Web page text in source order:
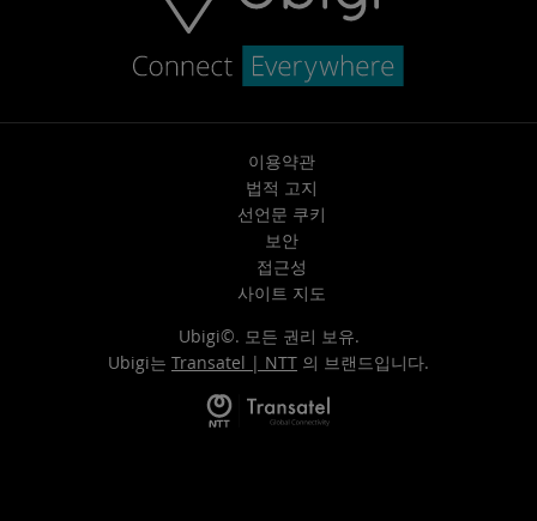
이용약관
법적 고지
선언문 쿠키
보안
접근성
사이트 지도
Ubigi©. 모든 권리 보유.
Ubigi는 Transatel | NTT 의 브랜드입니다.